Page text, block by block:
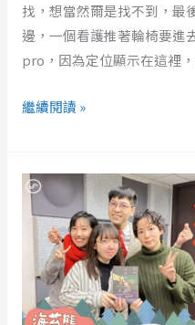
找，想當然爾是找不到，最
邊，一個看護推著輪椅要進
pro，因為定位顯示在這裡
繼續閱讀 »
｜
在
情